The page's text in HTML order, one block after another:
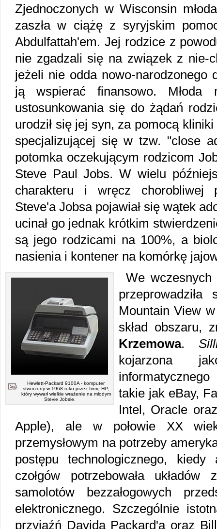
Zjednoczonych w Wisconsin
zaszła w ciążę z syryjskim
Abdulfattah'em. Jej rodzice z
nie zgadzali się na związek z nie-
jeżeli nie odda nowo-narodzonego
ją wspierać finansowo. Młoda
ustosunkowania się do żądań
urodził się jej syn, za pomocą
specjalizującej się w tzw. "close
potomka oczekującym rodzicom
Steve Paul Jobs. W wielu
charakteru i wręcz chorobliwej
Steve'a Jobsa pojawiał się wątek
ucinał go jednak krótkim
są jego rodzicami na 100%, a
nasienia i kontener na komórkę
Hewlett-Packard 9100A - komputer
stworzony w 1968 roku przez firmę HP,
który wywarł wielkie wrażenie na młodym
Stevie Jobsie.
We
Mountain View
skład obszaru,
Krzemowa.
kojarzona
takie jak eBay,
Intel, Oracle
Apple), ale w połowie XX
przemysłowym na potrzeby
postępu technologicznego,
czołgów potrzebowała
samolotów bezzałogowych
elektronicznego. Szczególnie
przyjaźń Davida Packard'a oraz